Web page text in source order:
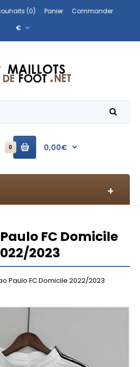
(0) Panier
Commander
€
0 0,00€
FC Domicile
2023
Paulo FC Domicile 2022/2023